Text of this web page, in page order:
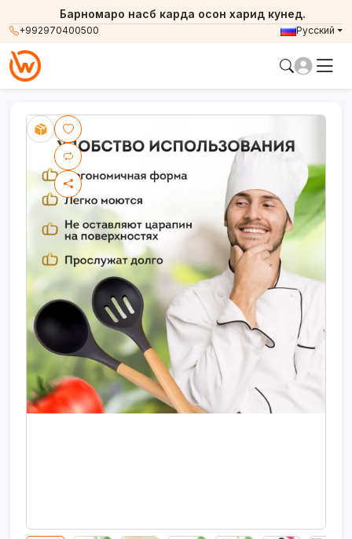
+992970400500
Барномаро насб карда осон харид кунед.
Русский